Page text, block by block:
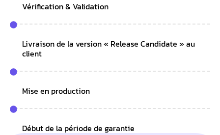
Vérification & Validation
Livraison de la version « Release Candidate » au
client
Mise en production
Début de la période de garantie